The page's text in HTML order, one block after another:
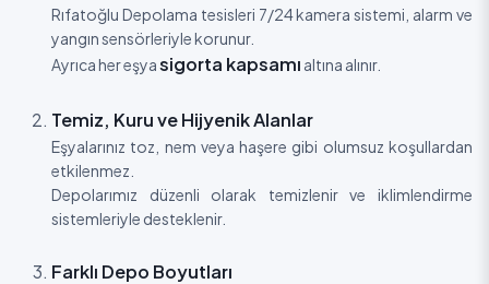
Rıfatoğlu Depolama tesisleri 7/24 kamera sistemi, alarm ve
yangın sensörleriyle korunur.
Ayrıca her eşyasigorta kapsamı altına alınır.
Temiz, Kuru ve Hijyenik Alanlar
Eşyalarınız toz, nem veya haşere gibi olumsuz koşullardan
etkilenmez.
Depolarımız düzenli olarak temizlenir ve iklimlendirme
sistemleriyle desteklenir.
Farklı Depo Boyutları